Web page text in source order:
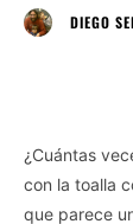
DIEGO
¿Cuántas
con la toalla
que parece